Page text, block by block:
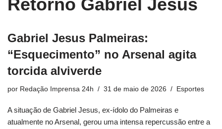
Retorno Gabriel Jesus
Gabriel Jesus Palmeiras:
“Esquecimento” no Arsenal agita
torcida alviverde
por Redação Imprensa 24h 31 de maio de 2026 Esportes
A situação de Gabriel Jesus, ex-ídolo do Palmeiras e
atualmente no Arsenal, gerou uma intensa repercussão entre a